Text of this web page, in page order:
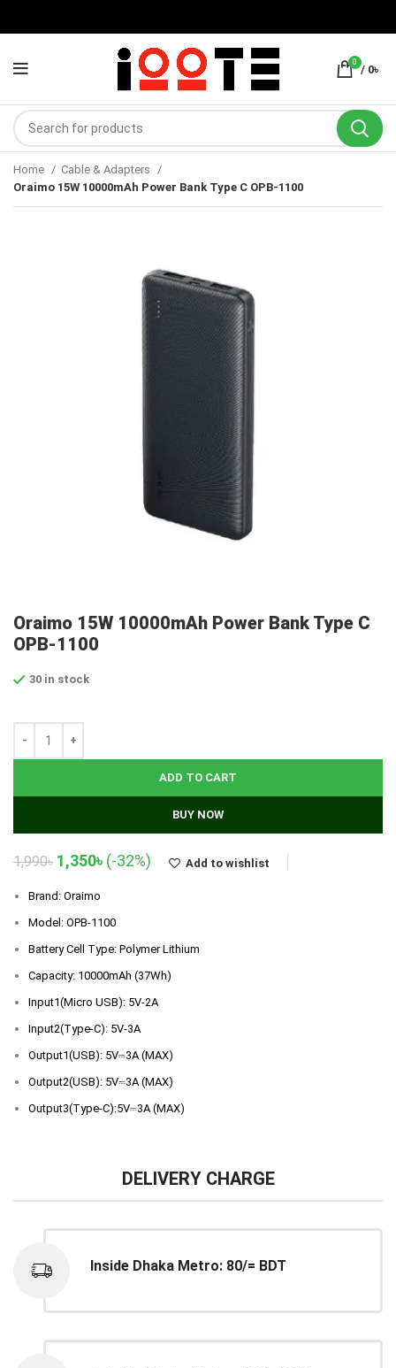
0
/ 0৳
Home
Cable & Adapters
Oraimo 15W 10000mAh Power Bank Type C OPB-1100
Oraimo 15W 10000mAh Power Bank Type C
OPB-1100
30 in stock
ADD TO CART
BUY NOW
1,990৳ Original
was:
1,990৳.
1,350৳Current
1,350৳.
(-32%) Add to wishlist
Brand: Oraimo
Model: OPB-1100
Battery Cell Type: Polymer Lithium
Capacity: 10000mAh (37Wh)
Input1(Micro USB): 5V-2A
Input2(Type-C): 5V-3A
Output1(USB): 5V⎓3A (MAX)
Output2(USB): 5V⎓3A (MAX)
Output3(Type-C):5V⎓3A (MAX)
DELIVERY CHARGE
Inside Dhaka Metro: 80/= BDT